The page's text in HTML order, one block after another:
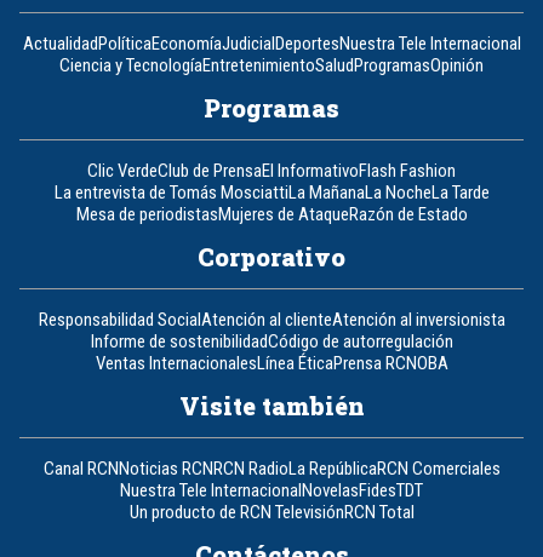
ActualidadPolíticaEconomíaJudicialDeportesNuestra Tele Internacional
Ciencia y TecnologíaEntretenimientoSaludProgramasOpinión
Programas
Clic VerdeClub de PrensaEl InformativoFlash Fashion
La entrevista de Tomás MosciattiLa MañanaLa NocheLa Tarde
Mesa de periodistasMujeres de AtaqueRazón de Estado
Corporativo
Responsabilidad SocialAtención al clienteAtención al inversionista
Informe de sostenibilidadCódigo de autorregulación
Ventas InternacionalesLínea ÉticaPrensa RCNOBA
Visite también
Canal RCNNoticias RCNRCN RadioLa RepúblicaRCN Comerciales
Nuestra Tele InternacionalNovelasFidesTDT
Un producto de RCN TelevisiónRCN Total